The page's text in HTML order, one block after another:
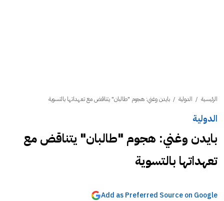
الرئيسية / الدولية / بايدن وغني: هجوم "طالبان" يتناقض مع تعهداتها بالتسوية
الدولية
بايدن وغني: هجوم "طالبان" يتناقض مع
تعهداتها بالتسوية
Add as Preferred Source on Google